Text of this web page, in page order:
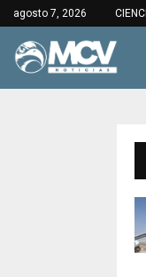
agosto 7, 2026